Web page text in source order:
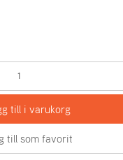
till i varukorg
till som favorit